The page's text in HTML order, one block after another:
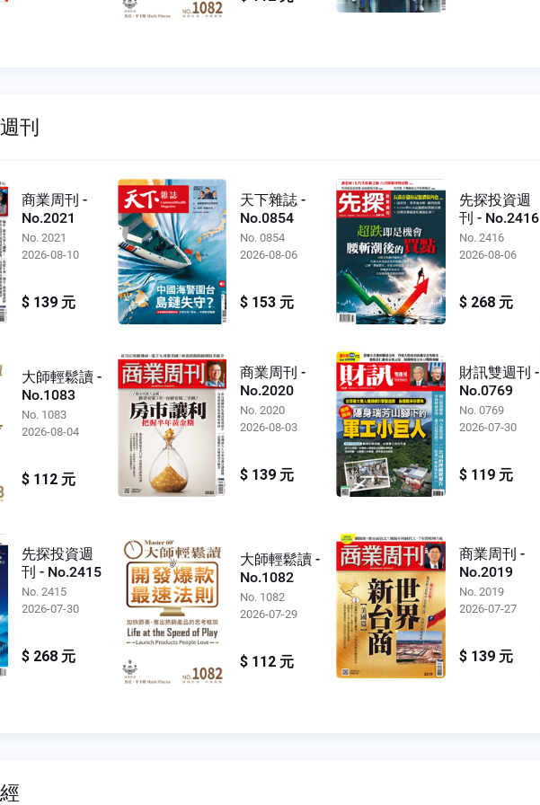
刊
商業周刊 -
No.2021
No. 2021
2026-08-10
$ 139 元
天下雜誌 -
No.0854
No. 0854
2026-08-06
$ 153 元
先探投資週
刊 - No.2416
No. 2416
2026-08-06
$ 268 元
大師輕鬆讀 -
No.1083
No. 1083
2026-08-04
$ 112 元
商業周刊 -
No.2020
No. 2020
2026-08-03
$ 139 元
財訊雙週刊 -
No.0769
No. 0769
2026-07-30
$ 119 元
先探投資週
刊 - No.2415
No. 2415
2026-07-30
$ 268 元
大師輕鬆讀 -
No.1082
No. 1082
2026-07-29
$ 112 元
商業周刊 -
No.2019
No. 2019
2026-07-27
$ 139 元